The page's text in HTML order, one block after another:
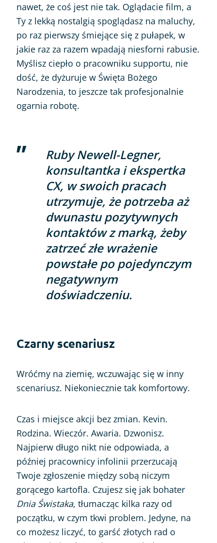
nawet, że coś jest nie tak. Oglądacie film, a
Ty z lekką nostalgią spoglądasz na maluchy,
po raz pierwszy śmiejące się z pułapek, w
jakie raz za razem wpadają niesforni rabusie.
Myślisz ciepło o pracowniku supportu, nie
dość, że dyżuruje w Święta Bożego
Narodzenia, to jeszcze tak profesjonalnie
ogarnia robotę.
Ruby Newell-Legner,
konsultantka i ekspertka
CX, w swoich pracach
utrzymuje, że potrzeba aż
dwunastu pozytywnych
kontaktów z marką, żeby
zatrzeć złe wrażenie
powstałe po pojedynczym
negatywnym
doświadczeniu.
Czarny scenariusz
Wróćmy na ziemię, wczuwając się w inny
scenariusz. Niekoniecznie tak komfortowy.
Czas i miejsce akcji bez zmian. Kevin.
Rodzina. Wieczór. Awaria. Dzwonisz.
Najpierw długo nikt nie odpowiada, a
później pracownicy infolinii przerzucają
Twoje zgłoszenie między sobą niczym
gorącego kartofla. Czujesz się jak bohater
Dnia Świstaka, tłumacząc kilka razy od
początku, w czym tkwi problem. Jedyne, na
co możesz liczyć, to garść złotych rad o